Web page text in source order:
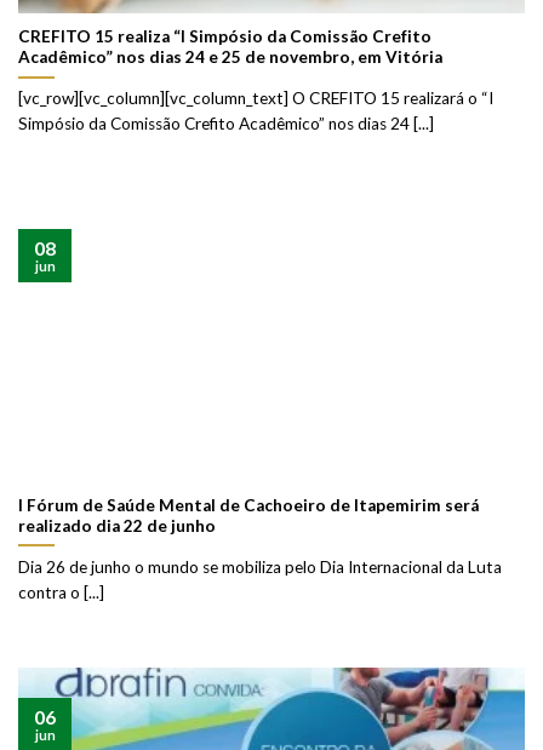
CREFITO 15 realiza “I Simpósio da Comissão Crefito
Acadêmico” nos dias 24 e 25 de novembro, em Vitória
[vc_row][vc_column][vc_column_text] O CREFITO 15 realizará o “I
Simpósio da Comissão Crefito Acadêmico” nos dias 24 [...]
I Fórum de Saúde Mental de Cachoeiro de Itapemirim será
realizado dia 22 de junho
Dia 26 de junho o mundo se mobiliza pelo Dia Internacional da Luta
contra o [...]
08
jun
06
jun